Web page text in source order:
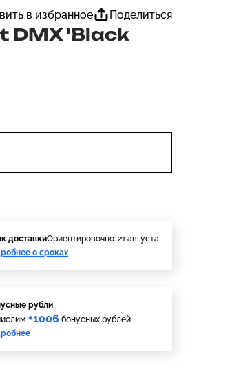
в избранное Поделиться
DMX 'Black
доставкиОриентировочно: 21 августа
о сроках
рубли
+1006 бонусных рублей